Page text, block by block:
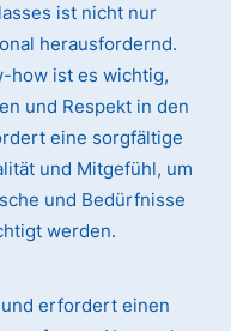
ist nicht nur
herausfordernd.
how ist es wichtig,
und Respekt in den
eine sorgfältige
und Mitgefühl, um
und Bedürfnisse
werden.
erfordert einen